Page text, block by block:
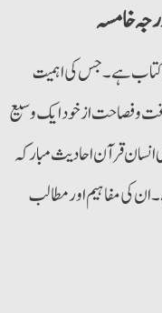
خامسہ
کتاب ہے۔ جس کی اہمیت
و فصاحت ازخود ایک وسیع
قرآن احادیث مبارکہ
ان کی مفاہیم اور مطالب